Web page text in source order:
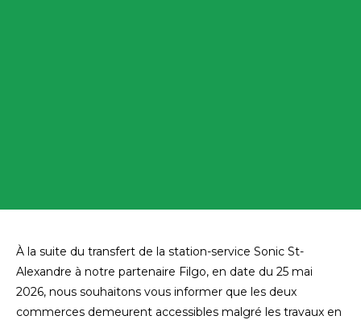
À la suite du transfert de la station-service Sonic St-
Alexandre à notre partenaire Filgo, en date du 25 mai
2026, nous souhaitons vous informer que les deux
commerces demeurent accessibles malgré les travaux en